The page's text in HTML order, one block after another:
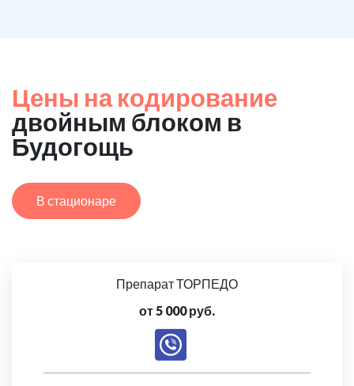
Цены на кодирование
двойным блоком в
Будогощь
В стационаре
Препарат ТОРПЕДО
от 5 000 руб.